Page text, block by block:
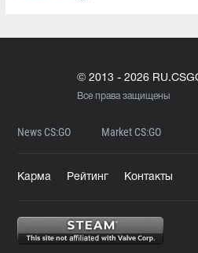
© 2013 - 2026
Все права защищены
News CS:GO Market CS:GO
Карма Рейтинг Контакты